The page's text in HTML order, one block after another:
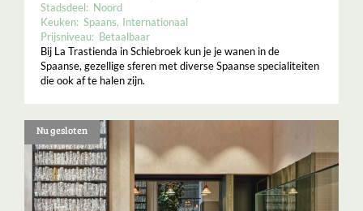
Stadsdeel: Noord
Keuken: Spaans Internationaal
Prijsniveau: Betaalbaar
Bij La Trastienda in Schiebroek kun je je wanen in de
Spaanse, gezellige sferen met diverse Spaanse specialiteiten
die ook af te halen zijn.
Nu gesloten